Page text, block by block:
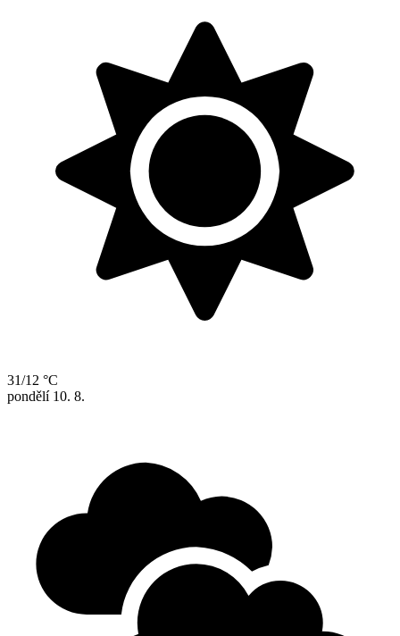
31/12 °C
pondělí 10. 8.